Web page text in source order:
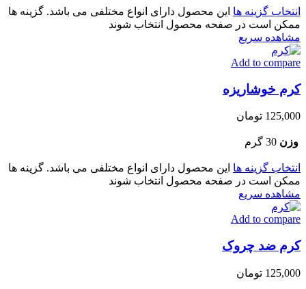
انتخاب گزینه ها این محصول دارای انواع مختلفی می باشد. گزینه ها
ممکن است در صفحه محصول انتخاب شوند
مشاهده سریع
Add to compare
کرم خوشاریزه
125,000 تومان
وزن 30 گرم
انتخاب گزینه ها این محصول دارای انواع مختلفی می باشد. گزینه ها
ممکن است در صفحه محصول انتخاب شوند
مشاهده سریع
Add to compare
کرم ضد چروک
125,000 تومان